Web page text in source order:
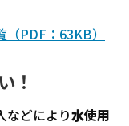
PDF：63KB）
！
どにより水使用